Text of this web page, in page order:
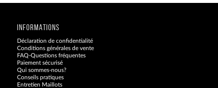
INFORMATIONS
Déclaration de confidentialité
Conditions générales de vente
FAQ-Questions fréquentes
Paiement sécurisé
Qui sommes-nous?
Conseils pratiques
Entretien Maillots